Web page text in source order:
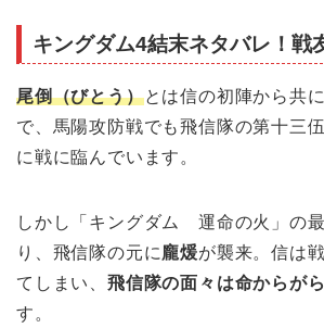
キングダム4結末ネタバレ！戦
尾倒（びとう）とは信の初陣から共
で、馬陽攻防戦でも飛信隊の第十三
に戦に臨んでいます。
しかし「キングダム 運命の火」の
り、飛信隊の元に龐煖が襲来。信は
てしまい、 飛信隊の面々は命からが
す。